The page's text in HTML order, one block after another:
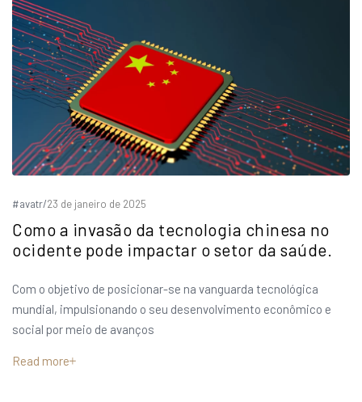
#avatr/23 de janeiro de 2025
Como a invasão da tecnologia chinesa no
ocidente pode impactar o setor da saúde.
Com o objetivo de posicionar-se na vanguarda tecnológica
mundial, impulsionando o seu desenvolvimento econômico e
social por meio de avanços
Read more